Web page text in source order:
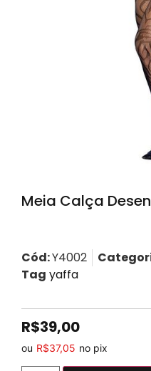
Meia Calça
Cód:Y4002
Tag yaffa
R$39,00
ou R$37,05 no pix